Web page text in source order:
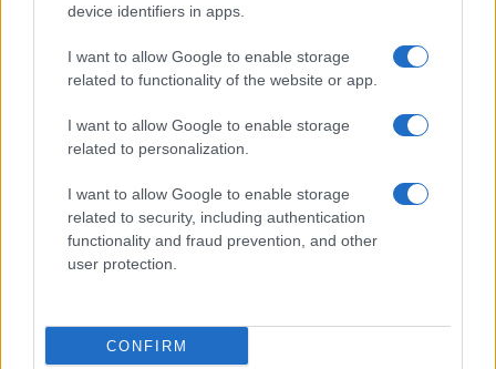
device identifiers in apps.
I want to allow Google to enable storage
related to functionality of the website or app.
I want to allow Google to enable storage
related to personalization.
I want to allow Google to enable storage
related to security, including authentication
functionality and fraud prevention, and other
user protection.
CONFIRM
CHI SIAMO CONTATTI PUBBLICITÀ LAVORA CON NOI
OTTO CHANNEL
Iscritto al Registro degli Operatori di Comunicazione n. 37512
© Riproduzione Riservata – Ne è consentita esclusivamente una